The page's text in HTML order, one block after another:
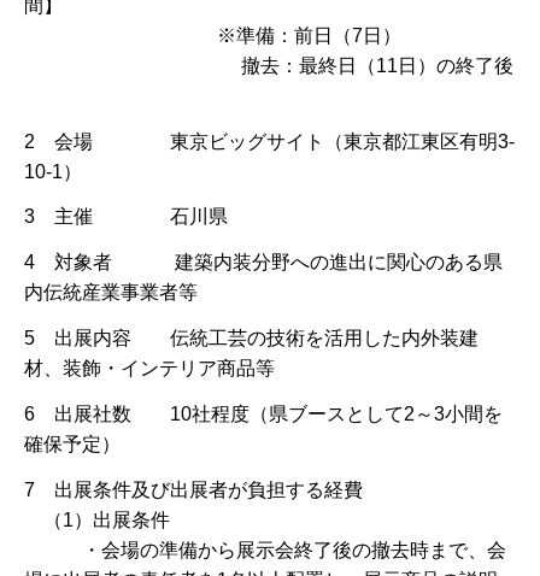
間】
※準備：前日（7日）
撤去：最終日（11日）の終了後
2 会場 東京ビッグサイト（東京都江東区有明3-
10-1）
3 主催 石川県
4 対象者 建築内装分野への進出に関心のある県
内伝統産業事業者等
5 出展内容 伝統工芸の技術を活用した内外装建
材、装飾・インテリア商品等
6 出展社数 10社程度（県ブースとして2～3小間を
確保予定）
7 出展条件及び出展者が負担する経費
（1）出展条件
・会場の準備から展示会終了後の撤去時まで、会